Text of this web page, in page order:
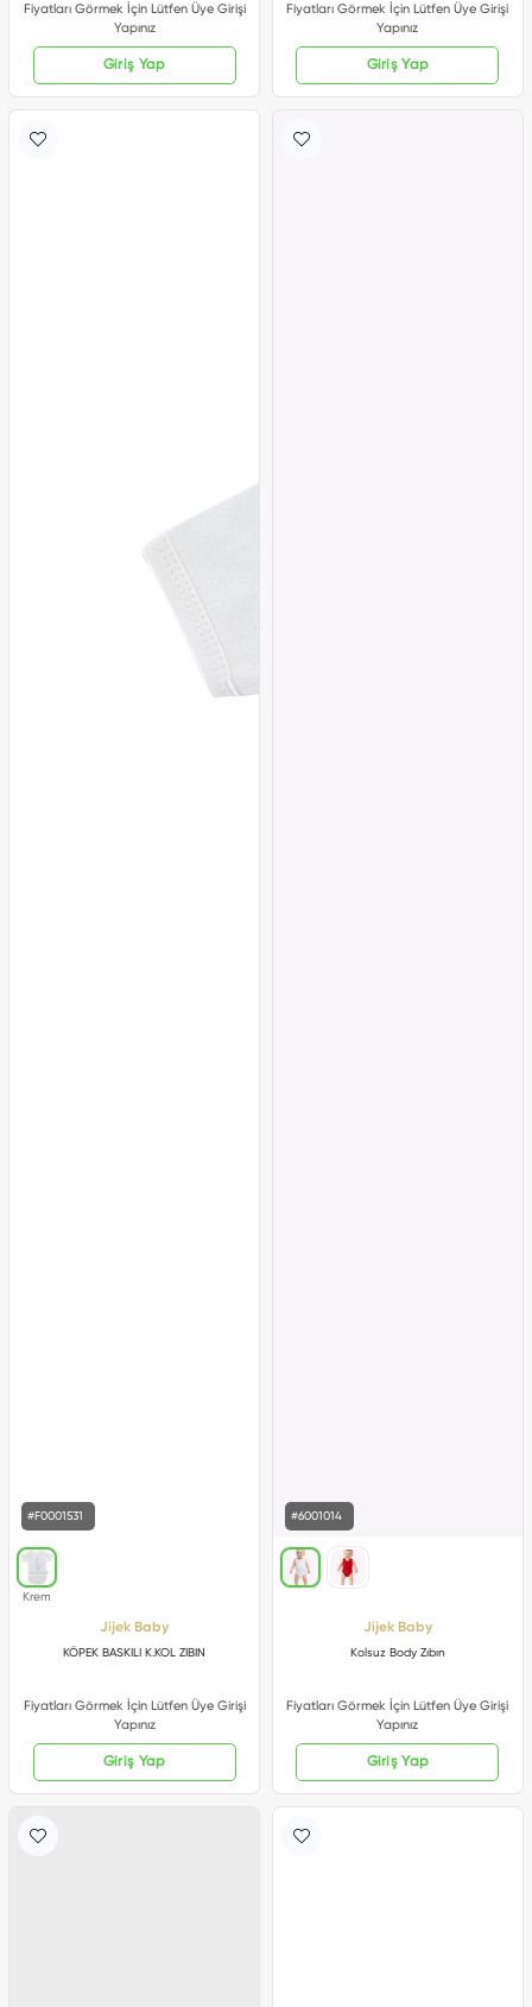
Fiyatları Görmek İçin Lütfen Üye Girişi
Yapınız
Giriş Yap
Fiyatları Görmek İçin Lütfen Üye Girişi
Yapınız
Giriş Yap
#F0001531
Jijek Baby
KÖPEK BASKILI K.KOL ZIBIN
Fiyatları Görmek İçin Lütfen Üye Girişi
Yapınız
Giriş Yap
#6001014
Jijek Baby
Kolsuz Body Zıbın
Fiyatları Görmek İçin Lütfen Üye Girişi
Yapınız
Giriş Yap